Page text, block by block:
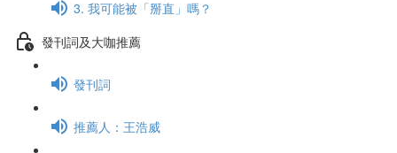
3. 我可能被「掰直」嗎？
發刊詞及大咖推薦
發刊詞
推薦人：王浩威